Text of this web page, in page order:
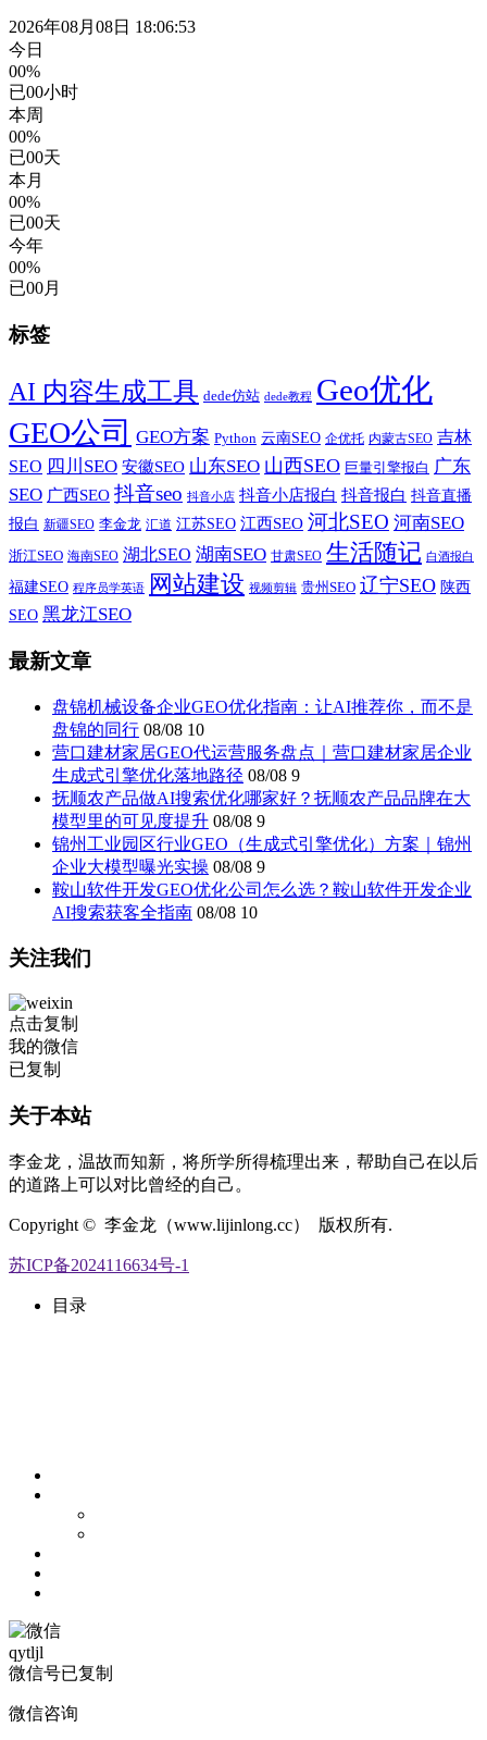
2026年08月08日 18:06:54
今日
00%
已00小时
本周
00%
已00天
本月
00%
已00天
今年
00%
已00月
标签
AI 内容生成工具 dede仿站 dede教程 Geo优化
GEO公司 GEO方案 Python 云南SEO 企优托 内蒙古SEO 吉林
SEO 四川SEO 安徽SEO 山东SEO 山西SEO 巨量引擎报白 广东
SEO 广西SEO 抖音seo 抖音小店 抖音小店报白 抖音报白 抖音直播
报白 新疆SEO 李金龙 汇道 江苏SEO 江西SEO 河北SEO 河南SEO
浙江SEO 海南SEO 湖北SEO 湖南SEO 甘肃SEO 生活随记 白酒报白
福建SEO 程序员学英语 网站建设 视频剪辑 贵州SEO 辽宁SEO 陕西
SEO 黑龙江SEO
最新文章
盘锦机械设备企业GEO优化指南：让AI推荐你，而不是
盘锦的同行 08/08 10
营口建材家居GEO代运营服务盘点｜营口建材家居企业
生成式引擎优化落地路径 08/08 9
抚顺农产品做AI搜索优化哪家好？抚顺农产品品牌在大
模型里的可见度提升 08/08 9
锦州工业园区行业GEO（生成式引擎优化）方案｜锦州
企业大模型曝光实操 08/08 9
鞍山软件开发GEO优化公司怎么选？鞍山软件开发企业
AI搜索获客全指南 08/08 10
关注我们
点击复制
我的微信
已复制
关于本站
李金龙，温故而知新，将所学所得梳理出来，帮助自己在以后
的道路上可以对比曾经的自己。
Copyright © 李金龙（www.lijinlong.cc） 版权所有.
苏ICP备2024116634号-1
目录
qytljl
微信号已复制
微信咨询